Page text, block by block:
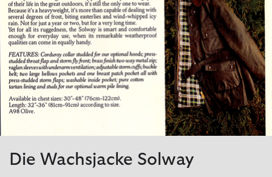
Die Wachsjacke Solway